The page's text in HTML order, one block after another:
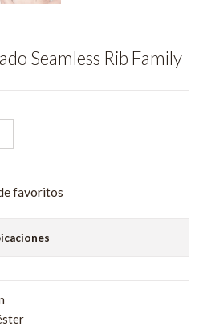
Seamless Rib Family
favoritos